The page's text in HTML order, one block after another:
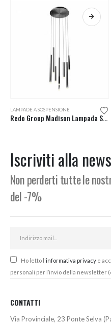
LAMPADE A SOSPENSIONE
Redo Group Madison Lampada Sospensione Led 8 Luci
Iscriviti alla
Non perderti tutte le
del -7%
Ho letto l'informativa privacy e
personali per l’invio della newsletter
CONTATTI
Via Provinciale, 23 Ponte Selva